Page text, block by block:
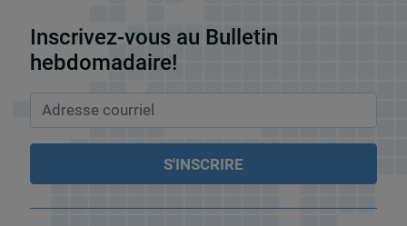
Inscrivez-vous au Bulletin
hebdomadaire!